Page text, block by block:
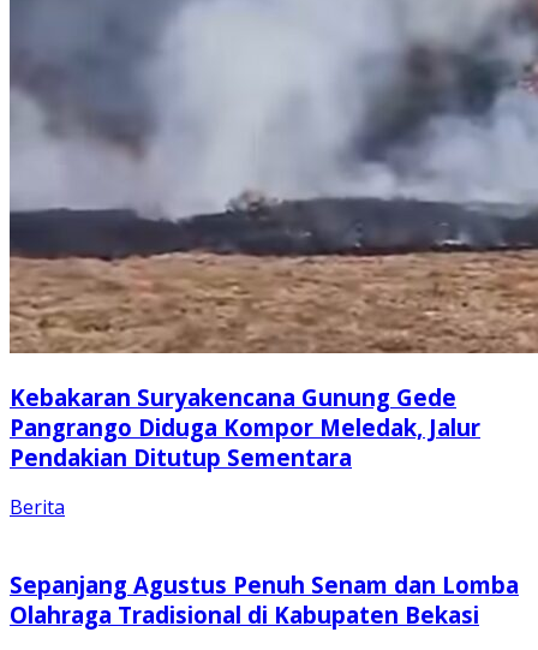
Kebakaran Suryakencana Gunung Gede
Pangrango Diduga Kompor Meledak, Jalur
Pendakian Ditutup Sementara
Berita
Sepanjang Agustus Penuh Senam dan Lomba
Olahraga Tradisional di Kabupaten Bekasi